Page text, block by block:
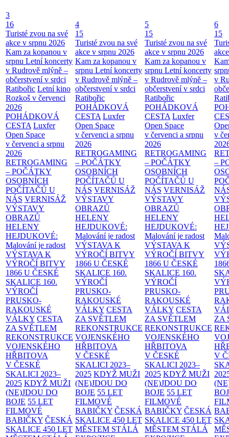
3
16
Turisté zvou na své
akce v srpnu 2026
Kam za kopanou v
srpnu Letní koncerty
v Rudrově mlýně –
občerstvení v srdci
Ratibořic Letní kino
Rozkoš v červenci
2026
POHÁDKOVÁ
CESTA Luxfer
Open Space
v červenci a srpnu
2026
RETROGAMING
– POČÁTKY
OSOBNÍCH
POČÍTAČŮ U
NÁS VERNISÁŽ
VÝSTAVY
OBRAZŮ
HELENY
HEJDUKOVÉ:
Malování je radost
VÝSTAVA K
VÝROČÍ BITVY
1866 U ČESKÉ
SKALICE 160.
VÝROČÍ
PRUSKO-
RAKOUSKÉ
VÁLKY CESTA
ZA SVĚTLEM
REKONSTRUKCE
VOJENSKÉHO
HŘBITOVA
V ČESKÉ
SKALICI 2023–
2025 KDYŽ MUŽI
(NE)JDOU DO
BOJE 55 LET
FILMOVÉ
BABIČKY ČESKÁ
SKALICE 450 LET
4
15
Turisté zvou na své
akce v srpnu 2026
Kam za kopanou v
srpnu Letní koncerty
v Rudrově mlýně –
občerstvení v srdci
Ratibořic
POHÁDKOVÁ
CESTA Luxfer
Open Space
v červenci a srpnu
2026
RETROGAMING
– POČÁTKY
OSOBNÍCH
POČÍTAČŮ U
NÁS VERNISÁŽ
VÝSTAVY
OBRAZŮ
HELENY
HEJDUKOVÉ:
Malování je radost
VÝSTAVA K
VÝROČÍ BITVY
1866 U ČESKÉ
SKALICE 160.
VÝROČÍ
PRUSKO-
RAKOUSKÉ
VÁLKY CESTA
ZA SVĚTLEM
REKONSTRUKCE
VOJENSKÉHO
HŘBITOVA
V ČESKÉ
SKALICI 2023–
2025 KDYŽ MUŽI
(NE)JDOU DO
BOJE 55 LET
FILMOVÉ
BABIČKY ČESKÁ
SKALICE 450 LET
MĚSTEM STÁLÁ
5
15
Turisté zvou na své
akce v srpnu 2026
Kam za kopanou v
srpnu Letní koncerty
v Rudrově mlýně –
občerstvení v srdci
Ratibořic
POHÁDKOVÁ
CESTA Luxfer
Open Space
v červenci a srpnu
2026
RETROGAMING
– POČÁTKY
OSOBNÍCH
POČÍTAČŮ U
NÁS VERNISÁŽ
VÝSTAVY
OBRAZŮ
HELENY
HEJDUKOVÉ:
Malování je radost
VÝSTAVA K
VÝROČÍ BITVY
1866 U ČESKÉ
SKALICE 160.
VÝROČÍ
PRUSKO-
RAKOUSKÉ
VÁLKY CESTA
ZA SVĚTLEM
REKONSTRUKCE
VOJENSKÉHO
HŘBITOVA
V ČESKÉ
SKALICI 2023–
2025 KDYŽ MUŽI
(NE)JDOU DO
BOJE 55 LET
FILMOVÉ
BABIČKY ČESKÁ
SKALICE 450 LET
MĚSTEM STÁLÁ
6
15
v
v
–
ZA
V